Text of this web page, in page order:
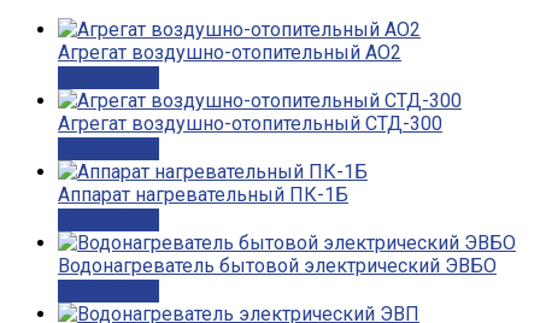
Агрегат воздушно-отопительный АО2
Агрегат воздушно-отопительный СТД-300
Аппарат нагревательный ПК-1Б
Водонагреватель бытовой электрический ЭВБО